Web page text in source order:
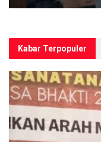
Kabar Terpopuler